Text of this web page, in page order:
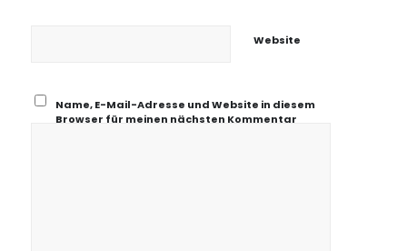
Website
Name, E-Mail-Adresse und Website in diesem
Browser für meinen nächsten Kommentar